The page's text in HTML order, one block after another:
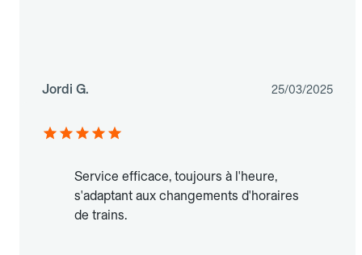
Jordi G. 25/03/2025
Service efficace, toujours à l'heure,
s'adaptant aux changements d'horaires
de trains.